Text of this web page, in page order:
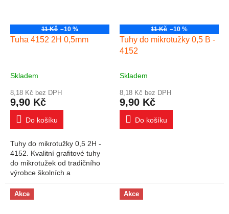
11 Kč –10 %
Tuha 4152 2H 0,5mm
Skladem
8,18 Kč bez DPH
9,90 Kč
Do košíku
Tuhy do mikrotužky 0,5 2H -
4152. Kvalitní grafitové tuhy
do mikrotužek od tradičního
výrobce školních a
kancelářských potřeb Koh-i-
noor.
11 Kč –10 %
Tuhy do mikrotužky 0,5 B -
4152
Skladem
8,18 Kč bez DPH
9,90 Kč
Do košíku
Akce Akce